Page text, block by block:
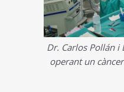
Dr. Carlos Pollán i
operant un